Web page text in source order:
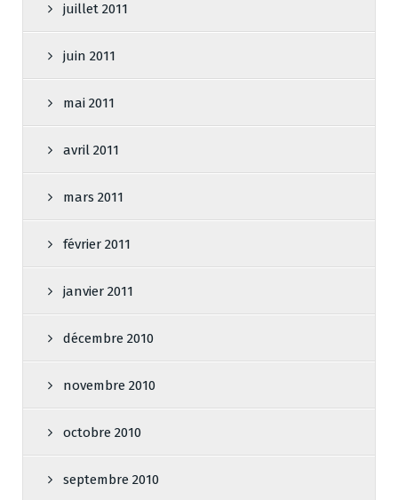
juillet 2011
juin 2011
mai 2011
avril 2011
mars 2011
février 2011
janvier 2011
décembre 2010
novembre 2010
octobre 2010
septembre 2010